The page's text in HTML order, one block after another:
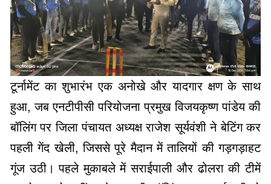
टूर्नामेंट का शुभारंभ एक अनोखे और यादगार क्षण के साथ
हुआ, जब एनटीपीसी परियोजना प्रमुख विजयकृष्ण पांडेय की
बॉलिंग पर जिला पंचायत अध्यक्ष राजेश सूर्यवंशी ने बेटिंग कर
पहली गेंद खेली, जिससे पूरे मैदान में तालियों की गड़गड़ाहट
गूंज उठी। पहले मुकाबले में सराईपाली और ढोलरा की टीमें